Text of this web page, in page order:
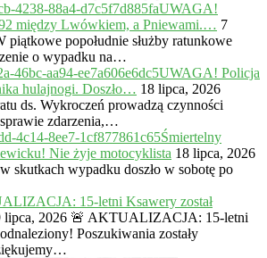
UWAGA!
między Lwówkiem, a Pniewami.… 7
piątkowe popołudnie służby ratunkowe
o wypadku na…
UWAGA! Policja
hulajnogi. Doszło… 18 lipca, 2026
ds. Wykroczeń prowadzą czynności
zdarzenia,…
Śmiertelny
Nie żyje motocyklista 18 lipca, 2026
skutkach wypadku doszło w sobotę po
15-letni Ksawery został
lipca, 2026 🚨 AKTUALIZACJA: 15-letni
Poszukiwania zostały